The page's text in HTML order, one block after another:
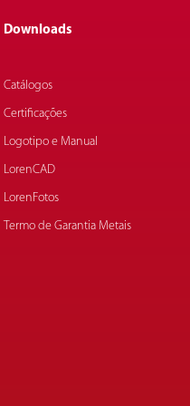
Downloads
Catálogos
Certificações
Logotipo e Manual
LorenCAD
LorenFotos
Termo de Garantia Metais